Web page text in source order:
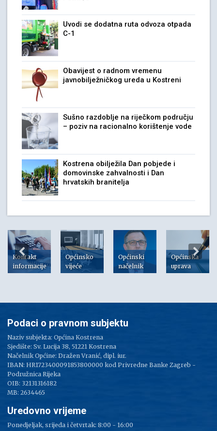
Uvodi se dodatna ruta odvoza otpada
C-1
Obavijest o radnom vremenu
javnobilježničkog ureda u Kostreni
Sušno razdoblje na riječkom području
– poziv na racionalno korištenje vode
Kostrena obilježila Dan pobjede i
domovinske zahvalnosti i Dan
hrvatskih branitelja
Kontakt
informacije
Općinsko
vijeće
Općinski
načelnik
Općinska
uprava
Podaci o pravnom subjektu
Naziv subjekta: Općina Kostrena
Sjedište: Sv. Lucija 38, 51221 Kostrena
Načelnik Općine: Dražen Vranić, dipl. iur.
IBAN: HR1723400091853800000 kod Privredne Banke Zagreb -
Podružnica Rijeka
OIB: 32131316182
MB: 2634465
Uredovno vrijeme
Ponedjeljak, srijeda i četvrtak: 8:00 - 16:00